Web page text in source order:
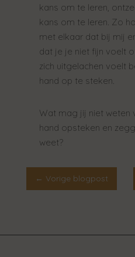
kans om te leren,
kans om te leren. Zo
met elkaar dat bij mij
dat je je niet fijn voelt
zich uitgelachen voelt
hand op te steken.
Wat mag jij niet weten
hand opsteken en
weet?
← Vorige blogpost